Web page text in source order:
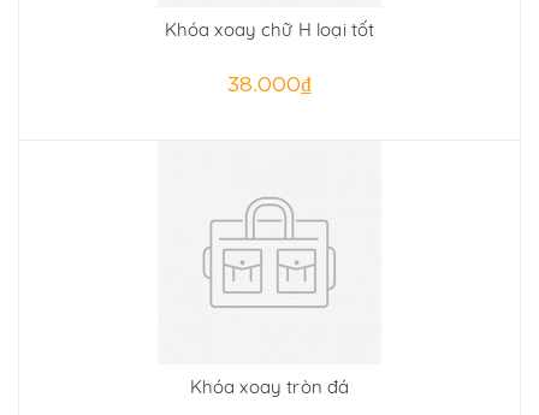
Khóa xoay chữ H loại tốt
38.000₫
Khóa xoay tròn đá